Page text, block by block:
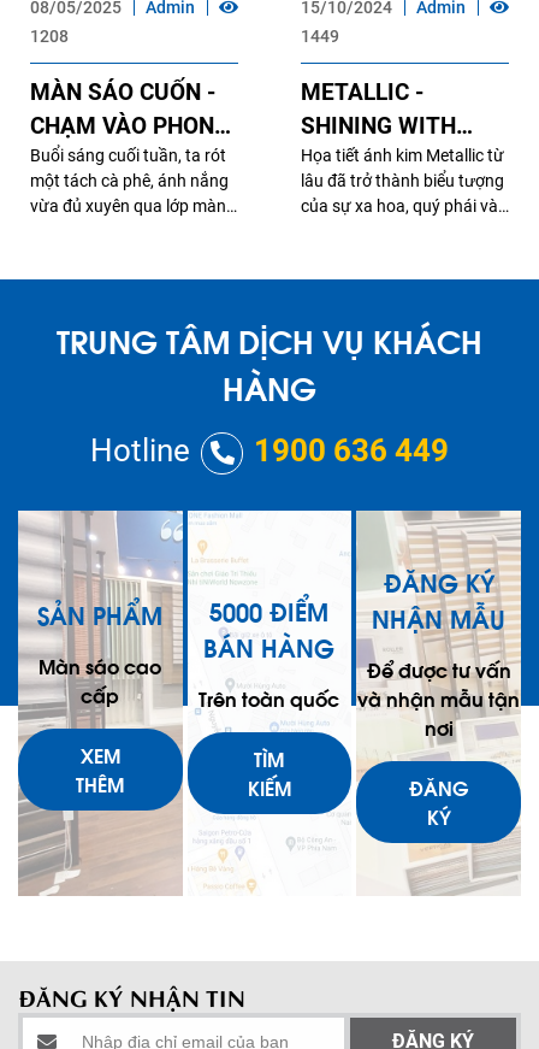
08/05/2025
Admin
1208
MÀN SÁO CUỐN -
CHẠM VÀO PHONG
CÁCH SỐNG
Buổi sáng cuối tuần, ta rót
một tách cà phê, ánh nắng
vừa đủ xuyên qua lớp màn
mặt bàn gỗ. Trong không
như được thở nhẹ, và chúng
ta chợt nhận ra: màn cuốn
15/10/2024
Admin
1449
METALLIC -
SHINING WITH
LUXURIOUS
BEAUTY
Họa tiết ánh kim Metallic từ
lâu đã trở thành biểu tượng
của sự xa hoa, quý phái và
Metallic luôn là điểm nhấn
thời trang, thiết kế nội thất
và hiện nay là cả trong các
mẫu màn sáo cửa sổ. Vậy
đầu từ đâu, và tại sao nó lại
nhiều lĩnh vực khác nhau
TRUNG TÂM DỊCH VỤ KHÁCH
HÀNG
Hotline 1900 636 449
SẢN PHẨM
Màn sáo cao
cấp
XEM
THÊM
5000 ĐIỂM
BÁN HÀNG
Trên toàn quốc
TÌM
KIẾM
ĐĂNG KÝ
NHẬN MẪU
Để được tư vấn
và nhận mẫu tận
nơi
ĐĂNG
KÝ
ĐĂNG KÝ NHẬN TIN